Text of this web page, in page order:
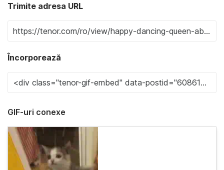
Trimite adresa URL
Încorporează
GIF-uri conexe